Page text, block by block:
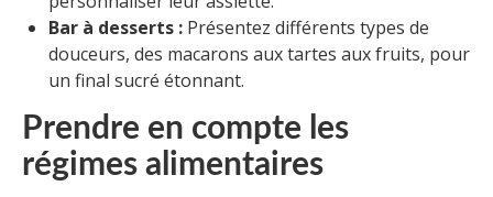
Bar à desserts : Présentez différents types de
douceurs, des macarons aux tartes aux fruits, pour
un final sucré étonnant.
Prendre en compte les
régimes alimentaires